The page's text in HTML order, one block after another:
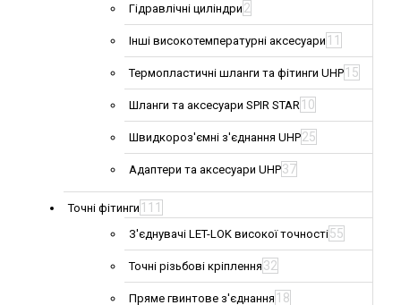
Гідравлічні циліндри 2
Інші високотемпературні аксесуари 11
Термопластичні шланги та фітинги UHP 15
Шланги та аксесуари SPIR STAR 10
Швидкороз'ємні з'єднання UHP25
Адаптери та аксесуари UHP37
Точні фітинги 111
З'єднувачі LET-LOK високої точності55
Точні різьбові кріплення 32
Пряме гвинтове з'єднання 18